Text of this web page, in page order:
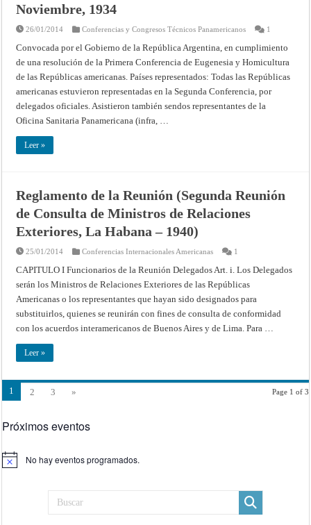
Noviembre, 1934
26/01/2014 Conferencias y Congresos Técnicos Panamericanos 1
Convocada por el Gobierno de la República Argentina, en cumplimiento
de una resolución de la Primera Conferencia de Eugenesia y Homicultura
de las Repúblicas americanas. Países representados: Todas las Repúblicas
americanas estuvieron representadas en la Segunda Conferencia, por
delegados oficiales. Asistieron también sendos representantes de la
Oficina Sanitaria Panamericana (infra, …
Leer »
Reglamento de la Reunión (Segunda Reunión
de Consulta de Ministros de Relaciones
Exteriores, La Habana – 1940)
25/01/2014 Conferencias Internacionales Americanas 1
CAPITULO I Funcionarios de la Reunión Delegados Art. i. Los Delegados
serán los Ministros de Relaciones Exteriores de las Repúblicas
Americanas o los representantes que hayan sido designados para
substituirlos, quienes se reunirán con fines de consulta de conformidad
con los acuerdos interamericanos de Buenos Aires y de Lima. Para …
Leer »
Page 1 of 3
1 2 3 »
Próximos eventos
Aviso No hay eventos programados.